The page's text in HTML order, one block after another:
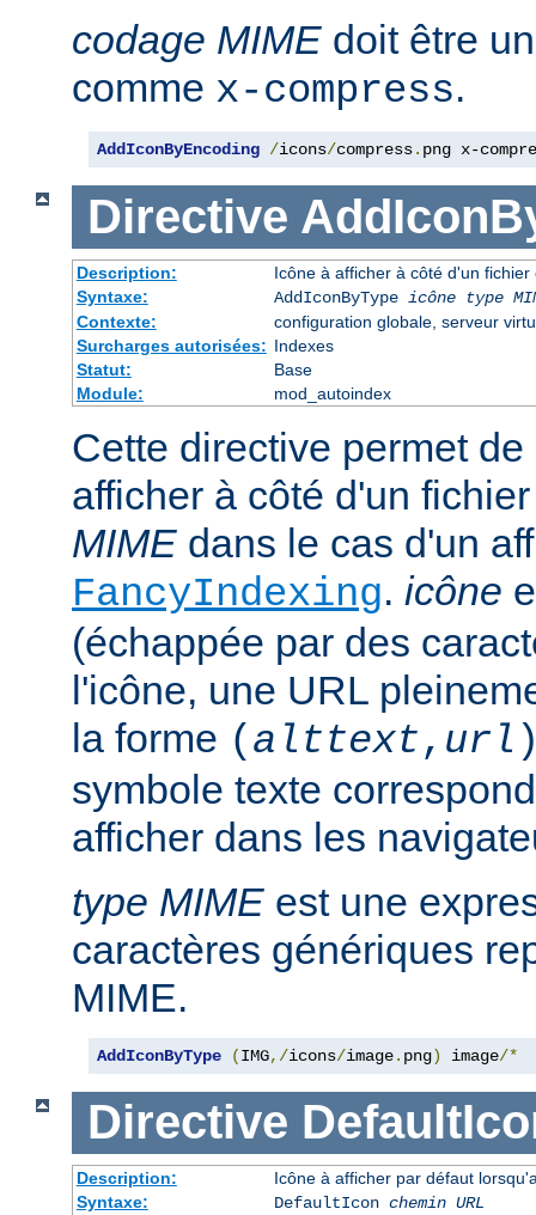
codage MIME doit être
comme x-compress.
AddIconByEncoding /icons/compress. png x-
Directive
Description:
Icône à afficher à côté d'un
Syntaxe:
AddIconByType icône
type
Contexte:
configuration globale, serveur
Surcharges autorisées: Indexes
Statut:
Base
Module:
mod_autoindex
Cette directive permet
afficher à côté d'un
MIME dans le cas d'un
FancyIndexing. icône
(échappée par des
l'icône, une URL
la forme ( alttext, url
symbole texte
afficher dans les
type MIME est une
caractères génériques
MIME.
AddIconByType (IMG,/icons/image. png) image/*
Directive
Description:
Icône à afficher par défaut
Syntaxe:
DefaultIcon chemin URL